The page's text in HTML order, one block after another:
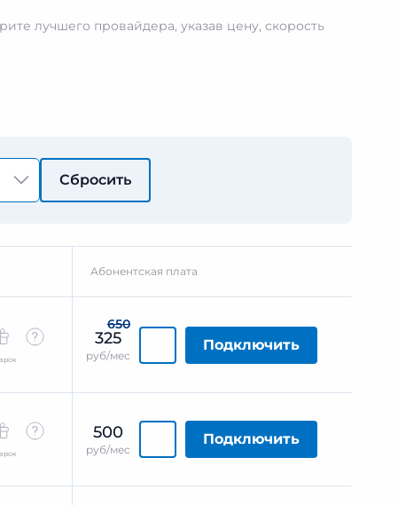
лучшего провайдера, указав цену, скорость
Сбросить
Абонентская плата
650
325
руб/мес
Подключить
500
руб/мес
Подключить